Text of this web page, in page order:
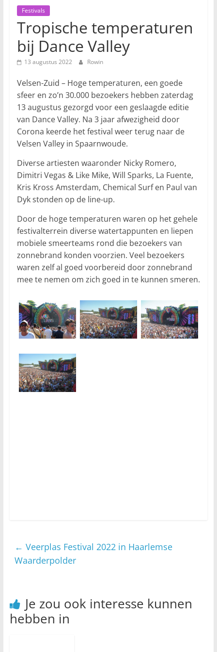
Festivals
Tropische temperaturen
bij Dance Valley
13 augustus 2022 Rowin
Velsen-Zuid – Hoge temperaturen, een goede
sfeer en zo’n 30.000 bezoekers hebben zaterdag
13 augustus gezorgd voor een geslaagde editie
van Dance Valley. Na 3 jaar afwezigheid door
Corona keerde het festival weer terug naar de
Velsen Valley in Spaarnwoude.
Diverse artiesten waaronder Nicky Romero,
Dimitri Vegas & Like Mike, Will Sparks, La Fuente,
Kris Kross Amsterdam, Chemical Surf en Paul van
Dyk stonden op de line-up.
Door de hoge temperaturen waren op het gehele
festivalterrein diverse watertappunten en liepen
mobiele smeerteams rond die bezoekers van
zonnebrand konden voorzien. Veel bezoekers
waren zelf al goed voorbereid door zonnebrand
mee te nemen om zich goed in te kunnen smeren.
← Veerplas Festival 2022 in Haarlemse
Waarderpolder
Je zou ook interesse kunnen
hebben in